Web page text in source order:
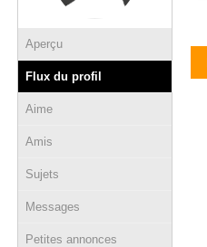
Aperçu
Flux du profil
Aime
Amis
Sujets
Messages
Petites annonces